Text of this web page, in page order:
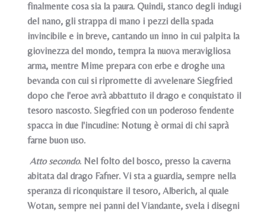
finalmente cosa sia la paura. Quindi, stanco degli indugi
del nano, gli strappa di mano i pezzi della spada
invincibile e in breve, cantando un inno in cui palpita la
giovinezza del mondo, tempra la nuova meravigliosa
arma, mentre Mime prepara con erbe e droghe una
bevanda con cui si ripromette di avvelenare Siegfried
dopo che l'eroe avrà abbattuto il drago e conquistato il
tesoro nascosto. Siegfried con un poderoso fendente
spacca in due l'incudine: Notung è ormai di chi saprà
farne buon uso.
Atto secondo. Nel folto del bosco, presso la caverna
abitata dal drago Fafner. Vi sta a guardia, sempre nella
speranza di riconquistare il tesoro, Alberich, al quale
Wotan, sempre nei panni del Viandante, svela i disegni